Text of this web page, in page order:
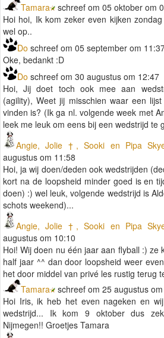
Tamara
schreef om 05 oktober om
Hoi hoi, Ik kom zeker even kijken
wel op..
Do schreef om 05 september om
Oke, bedankt :D
Do schreef om 30 augustus om 12:47
Hoi, Jij doet toch ook mee aan
(agility), Weet jij misschien waar een
vinden is? (Ik ga nl. volgende week met
leek me leuk om eens bij een wedstrijd te
Angie, Jolie †, Sooki en Pipa
augustus om 11:58
Hoi, ja wij doen/deden ook wedstrijden
kort na de loopsheid minder goed is en
doen) :) wel leuk, volgende wedstrijd is
schots weekend)...
Angie, Jolie †, Sooki en Pipa
augustus om 10:10
Hoi! Wij doen nu één jaar aan flyball :) ze
half jaar ^^ dan door loopsheid weer
het door middel van privé les rustig terug
Tamara
schreef om 25 augustus
Hoi Iris, ik heb het even nageken en
wedstrijd... Ik kom 9 oktober dus
Nijmegen!! Groetjes Tamara